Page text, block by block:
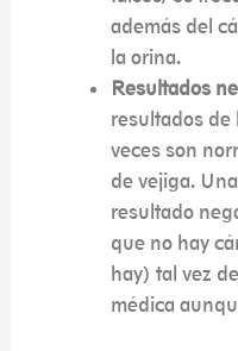
además del
la orina.
Resultados
resultados de
veces son
de vejiga.
resultado
que no hay
hay) tal vez
médica